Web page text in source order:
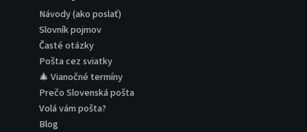
Návody (ako poslať)
Slovník pojmov
Časté otázky
Pošta cez sviatky
🎄 Vianočné termíny
Prečo Slovenská pošta
Volá vám pošta?
Blog